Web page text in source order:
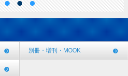
別冊・増刊・MOOK